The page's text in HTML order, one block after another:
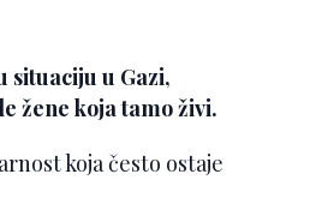
situaciju u Gazi,
žene koja tamo živi.
koja često ostaje